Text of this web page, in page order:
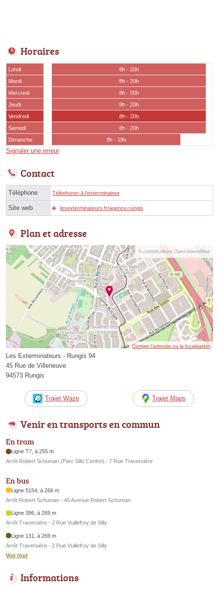
Horaires
Lundi
8h - 20h
Mardi
8h - 20h
Mercredi
8h - 20h
Jeudi
8h - 20h
Vendredi
8h - 20h
Samedi
8h - 20h
Dimanche
8h - 18h
Signaler une erreur
Contact
Téléphone Téléphoner à l'exterminateur
Site web lesexterminateurs.fr/agence-rungis
Plan et adresse
© contributeurs OpenStreetMap
Corriger l’adresse ou la localisation
Les Exterminateurs - Rungis 94
45 Rue de Villeneuve
94573 Rungis
Trajet Waze Trajet Maps
Venir en transports en commun
En tram
Ligne T7, à 255 m
Arrêt Robert Schuman (Parc Silic Centre) - 7 Rue Traversière
En bus
Ligne 5154, à 266 m
Arrêt Robert Schuman - 45 Avenue Robert Schuman
Ligne 396, à 269 m
Arrêt Traversière - 2 Rue Vuillefroy de Silly
Ligne 131, à 269 m
Arrêt Traversière - 2 Rue Vuillefroy de Silly
Voir tout
Informations